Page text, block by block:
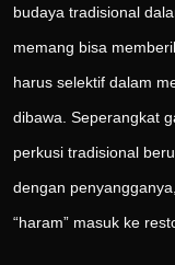
budaya tradisional
memang bisa
harus selektif dalam
dibawa. Seperangkat
perkusi tradisional
dengan
“haram” masuk ke